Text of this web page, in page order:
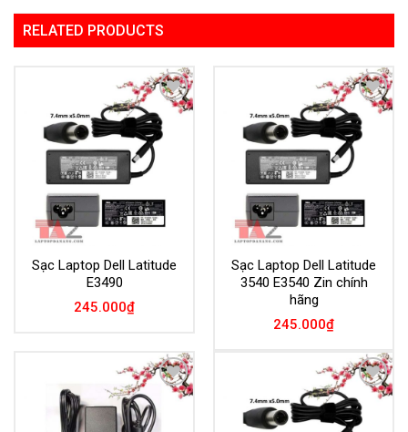
RELATED PRODUCTS
Add to
Wishlist
Sạc Laptop Dell Latitude
E3490
245.000₫
Add to
Wishlist
Sạc Laptop Dell Latitude
3540 E3540 Zin chính
hãng
245.000₫
Add to
Wishlist
Add to
Wishlist